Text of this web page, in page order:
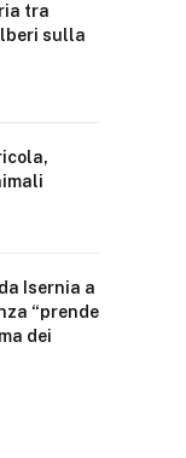
tra
sulla
Isernia a
“prende
dei